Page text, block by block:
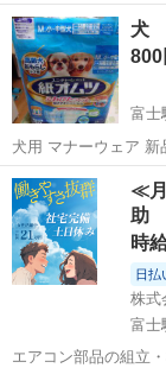
犬
800
富士
犬用 マナーウェア 新
あります。 ＋３枚
静岡 富士市
≪月
助
時
日払
株式
富士
エアコン部品の組立